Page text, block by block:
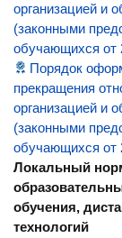
организацией и
(законными
обучающихся от
Порядок
прекращения
организацией и
(законными
обучающихся от
Локальный
обучения,
технологий